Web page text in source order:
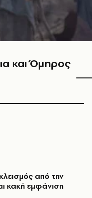
και Όμηρος
από την
κακή εμφάνιση